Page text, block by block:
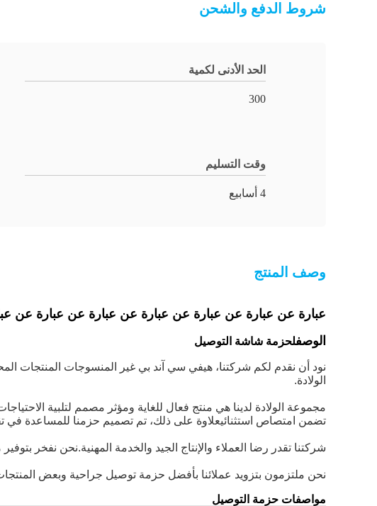
شروط الدفع والشحن
الحد الأدنى لكمية
300
وقت التسليم
4 أسابيع
وصف المنتج
عبارة عن عبارة عن عبارة عن عبارة عن عبارة عن عبارة عن
الوصفلحزمة شاشة التوصيل
نود أن نقدم لكم شركتنا، هيفي سي آند بي غير المنسوجات المنتجات
الولادة.
مجموعة الولادة لدينا هي منتج فعال للغاية ومؤثر مصمم لتلبية
تضمن امتصاص استثنائيعلاوة على ذلك، تم تصميم حزمنا للمساعدة في
شركتنا تقدر رضا العملاء والإنتاج الجيد والخدمة المهنية.نحن نفخر
نحن ملتزمون بتزويد عملائنا بأفضل حزمة توصيل جراحية وبعض
مواصفات حزمة التوصيل